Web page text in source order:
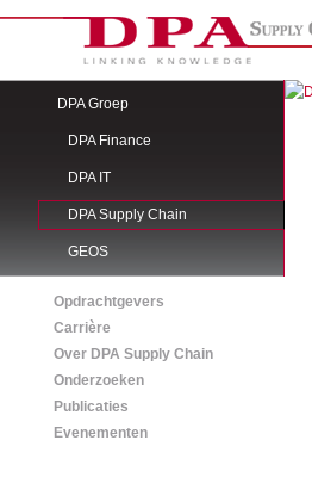
DPA Groep
DPA Finance
DPA IT
DPA Supply Chain
GEOS
Opdrachtgevers
Carrière
Over DPA Supply Chain
Onderzoeken
Publicaties
Evenementen